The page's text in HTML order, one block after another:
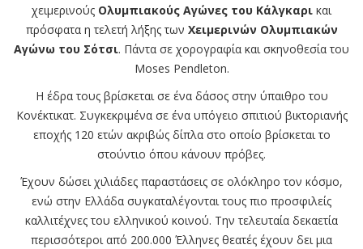
χειμερινούς Ολυμπιακούς Αγώνες του Κάλγκαρι και
πρόσφατα η τελετή λήξης των Χειμερινών Ολυμπιακών
Αγώνω του Σότσι. Πάντα σε χορογραφία και σκηνοθεσία του
Moses Pendleton.
Η έδρα τους βρίσκεται σε ένα δάσος στην ύπαιθρο του
Κονέκτικατ. Συγκεκριμένα σε ένα υπόγειο σπιτιού βικτοριανής
εποχής 120 ετών ακριβώς δίπλα στο οποίο βρίσκεται το
στούντιο όπου κάνουν πρόβες.
Έχουν δώσει χιλιάδες παραστάσεις σε ολόκληρο τον κόσμο,
ενώ στην Ελλάδα συγκαταλέγονται τους πιο προσφιλείς
καλλιτέχνες του ελληνικού κοινού. Την τελευταία δεκαετία
περισσότεροι από 200.000 Έλληνες θεατές έχουν δει μια